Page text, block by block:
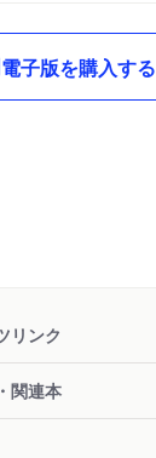
電子版を購入する
リンク
関連本